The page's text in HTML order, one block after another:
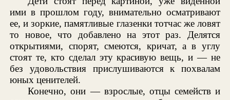
ими в прошлом году, внимательно осматривают
ее, и зоркие, памятливые глазенки тотчас же ловят
то новое, что добавлено на этот раз. Делятся
открытиями, спорят, смеются, кричат, а в углу
стоят те, кто сделал эту красивую вещь, и — не
без удовольствия прислушиваются к похвалам
юных ценителей.
Конечно, они — взрослые, отцы семейств и